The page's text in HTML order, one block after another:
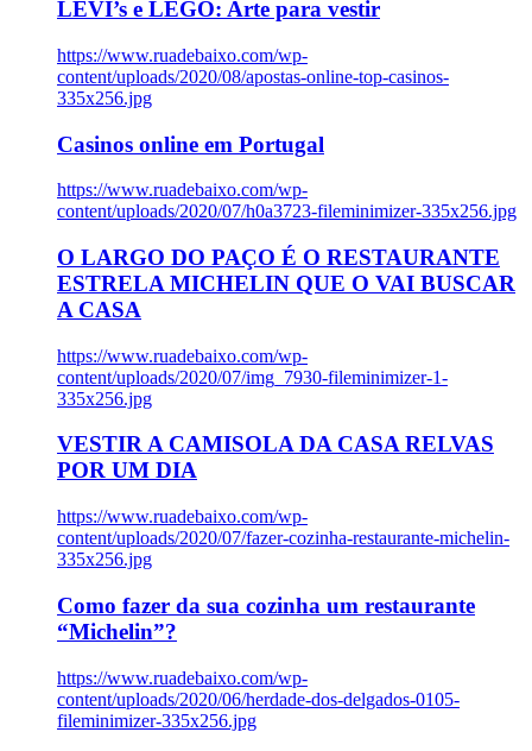
LEVI’s e LEGO: Arte para vestir
https://www.ruadebaixo.com/wp-
content/uploads/2020/08/apostas-online-top-casinos-
335x256.jpg
Casinos online em Portugal
https://www.ruadebaixo.com/wp-
content/uploads/2020/07/h0a3723-fileminimizer-335x256.jpg
O LARGO DO PAÇO É O RESTAURANTE
ESTRELA MICHELIN QUE O VAI BUSCAR
A CASA
https://www.ruadebaixo.com/wp-
content/uploads/2020/07/img_7930-fileminimizer-1-
335x256.jpg
VESTIR A CAMISOLA DA CASA RELVAS
POR UM DIA
https://www.ruadebaixo.com/wp-
content/uploads/2020/07/fazer-cozinha-restaurante-michelin-
335x256.jpg
Como fazer da sua cozinha um restaurante
“Michelin”?
https://www.ruadebaixo.com/wp-
content/uploads/2020/06/herdade-dos-delgados-0105-
fileminimizer-335x256.jpg